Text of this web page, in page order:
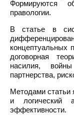
Формируются
правологии.
В статье в
концептуальных
договорная
насилия,
партнерства,
Методами статьи
и логический
эффективности.